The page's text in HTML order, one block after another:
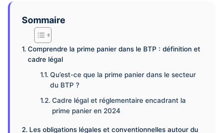
Sommaire
Comprendre la prime panier dans le BTP : définition et
cadre légal
Qu’est-ce que la prime panier dans le secteur
du BTP ?
Cadre légal et réglementaire encadrant la
prime panier en 2024
Les obligations légales et conventionnelles autour du